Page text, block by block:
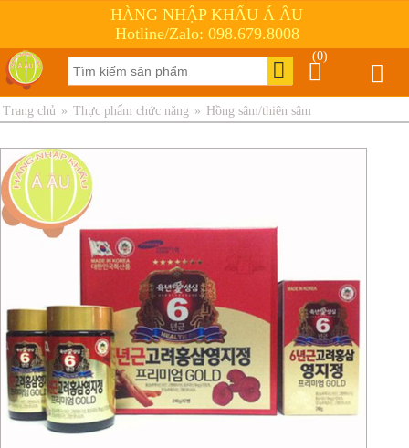
HÀNG NHẬP KHẨU Á ÂU
Hotline/Zalo: 098.679.8008
(0)
Trang chủ » Thực phẩm chức năng » Hồng sâm/thiên sâm